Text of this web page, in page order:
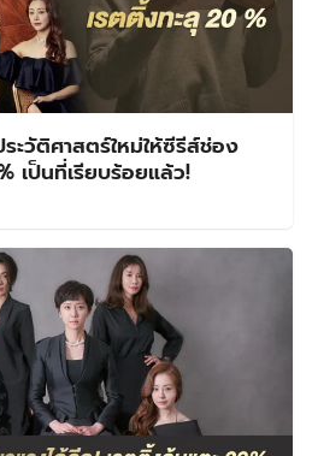
ะวัติศาสตร์ใหม่ให้ซีรีส์ช่อง
เป็นที่เรียบร้อยแล้ว!